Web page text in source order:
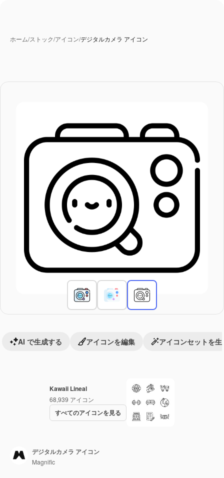
ホーム/ストック/アイコン/デジタルカメラ アイコン
Kawaii Lineal
68,939 アイコン
すべてのアイコンを見る
AI で生成する アイコンを編集 アイコンセットを生
デジタルカメラ アイコン
Magnific